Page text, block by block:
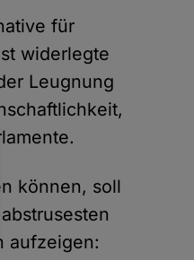
für
widerlegte
Leugnung
können, soll
aufzeigen: